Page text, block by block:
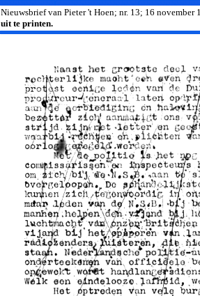
Nieuwsbrief van Pieter 't Hoen; nr. 13; 16
uit te printen.